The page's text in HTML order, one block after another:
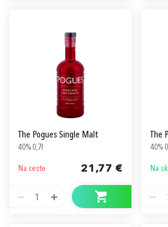
The Pogues Single Malt
40% 0,7l
Na ceste 21,77 €
1
40%
Na